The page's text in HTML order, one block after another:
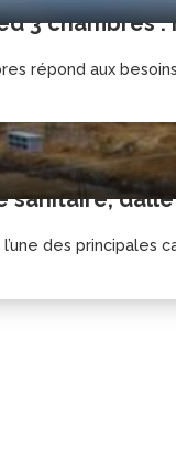
3 chambres
répond aux
sanitaire,
des principales